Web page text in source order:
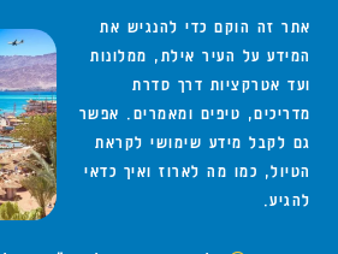
אתר זה הוקם כדי להנגיש את
המידע על העיר אילת, ממלונות
ועד אטרקציות דרך סדרת
מדריכים, טיפים ומאמרים. אפשר
גם לקבל מידע שימושי לקראת
הטיול, כמו מה לארוז ואיך כדאי
להגיע.